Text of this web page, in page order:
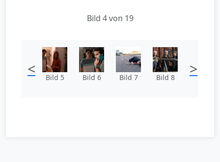
Bild 4 von 19
< Bild 5 Bild 6 Bild 7 Bild 8 >